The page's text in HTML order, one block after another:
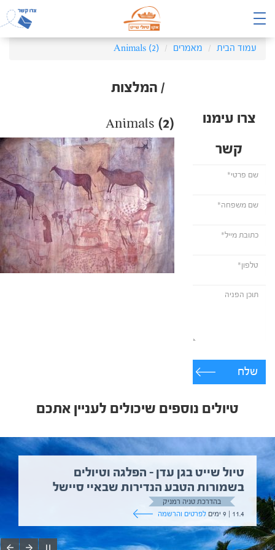
עמוד הבית מאמרים Animals (2)
/ המלצות
צרו עימנו
קשר
שלח
Animals (2)
טיולים נוספים שיכולים לעניין אתכם
טיול שייט בגן עדן – הפלגה וטיולים
בשמורות הטבע הנדירות שבאיי סיישל
בהדרכת טניה רמניק
11.4 | 9 ימים
לפרטים והרשמה